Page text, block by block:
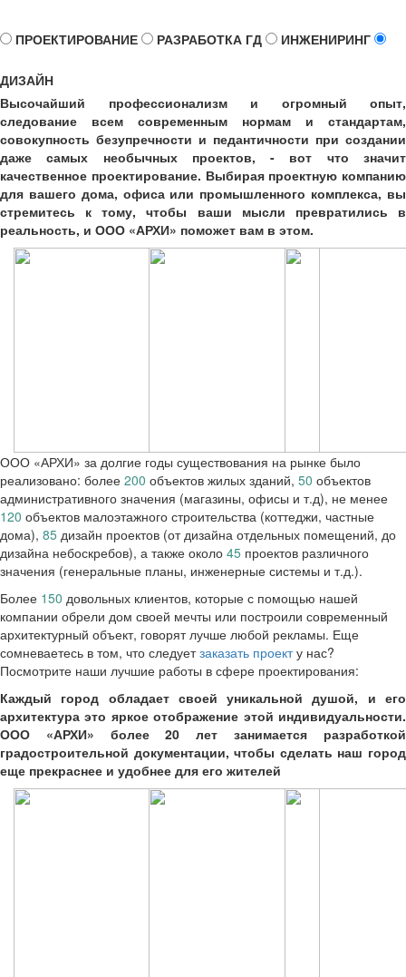
ПРОЕКТИРОВАНИЕ РАЗРАБОТКА ГД ИНЖЕНИРИНГ
ДИЗАЙН
Высочайший профессионализм и огромный опыт,
следование всем современным нормам и стандартам,
совокупность безупречности и педантичности при создании
даже самых необычных проектов, - вот что значит
качественное проектирование. Выбирая проектную компанию
для вашего дома, офиса или промышленного комплекса, вы
стремитесь к тому, чтобы ваши мысли превратились в
реальность, и ООО «АРХИ» поможет вам в этом.
ООО «АРХИ» за долгие годы существования на рынке было
реализовано: более 200 объектов жилых зданий, 50 объектов
административного значения (магазины, офисы и т.д), не менее
120 объектов малоэтажного строительства (коттеджи, частные
дома), 85 дизайн проектов (от дизайна отдельных помещений, до
дизайна небоскребов), а также около 45 проектов различного
значения (генеральные планы, инженерные системы и т.д.).
Более 150 довольных клиентов, которые с помощью нашей
компании обрели дом своей мечты или построили современный
архитектурный объект, говорят лучше любой рекламы. Еще
сомневаетесь в том, что следуетзаказать проекту нас?
Посмотрите наши лучшие работы в сфере проектирования:
Каждый город обладает своей уникальной душой, и его
архитектура это яркое отображение этой индивидуальности.
ООО «АРХИ» более 20 лет занимается разработкой
градостроительной документации, чтобы сделать наш город
еще прекраснее и удобнее для его жителей